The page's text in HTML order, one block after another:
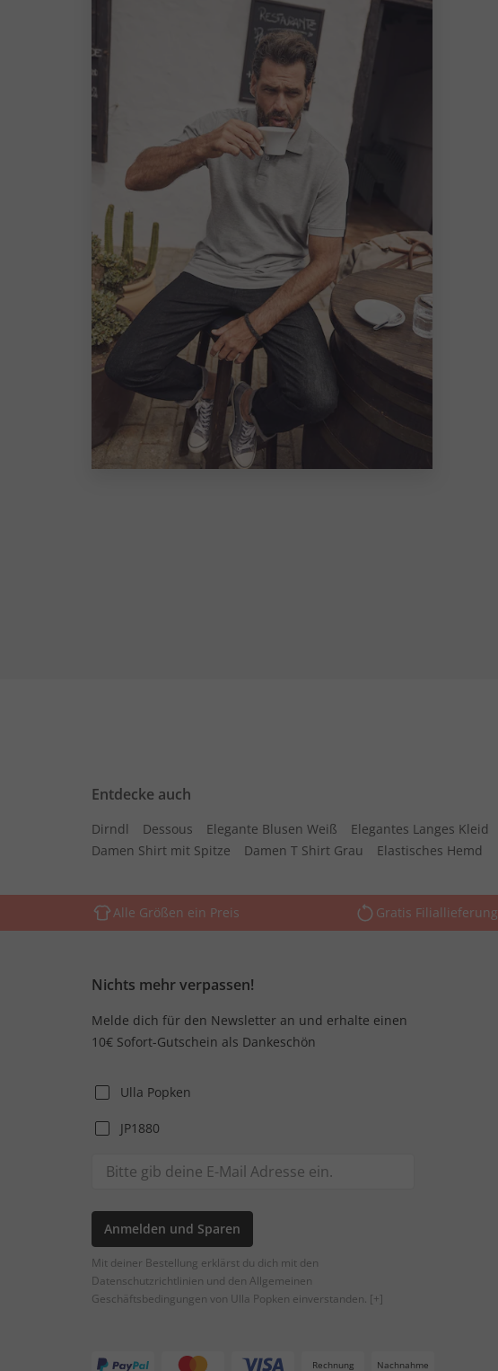
Entdecke auch
Dirndl Dessous Elegante Blusen Weiß Elegantes Langes Kleid
Damen Shirt mit Spitze
Damen T Shirt Grau Elastisches Hemd
Alle Größen ein Preis Gratis Filiallieferung
Nichts mehr verpassen!
Melde dich für den Newsletter an und erhalte einen
10€ Sofort-Gutschein als Dankeschön
Ulla Popken
JP1880
Anmelden und Sparen
Mit deiner Bestellung erklärst du dich mit den
Datenschutzrichtlinien und den Allgemeinen
Geschäftsbedingungen von Ulla Popken einverstanden. [+]
Rechnung Nachnahme